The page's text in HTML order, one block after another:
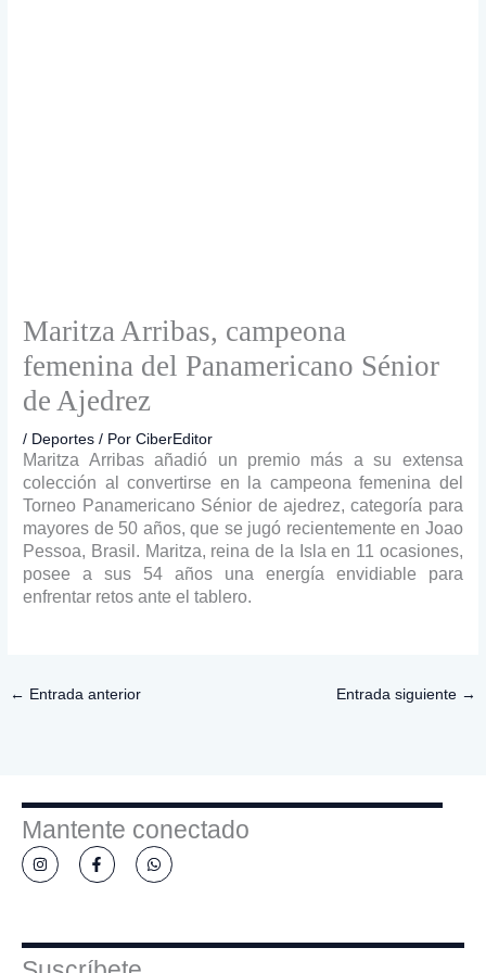
Maritza Arribas, campeona
femenina del Panamericano Sénior
de Ajedrez
/ Deportes / PorCiberEditor
Maritza Arribas añadió un premio más a su extensa
colección al convertirse en la campeona femenina del
Torneo Panamericano Sénior de ajedrez, categoría para
mayores de 50 años, que se jugó recientemente en Joao
Pessoa, Brasil. Maritza, reina de la Isla en 11 ocasiones,
posee a sus 54 años una energía envidiable para
enfrentar retos ante el tablero.
← Entrada anterior Entrada siguiente →
Mantente conectado
I
n
s
r
F
a
c
o
k
W
h
a
p